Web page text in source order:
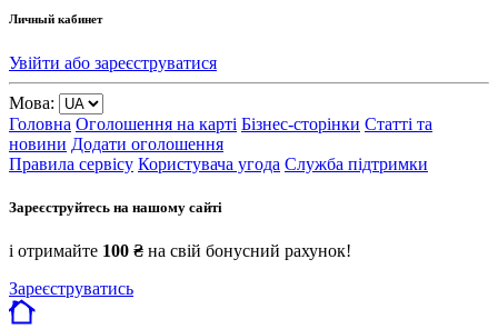
Личный кабинет
Увійти або зареєструватися
Мова:
Головна Оголошення на карті Бізнес-сторінки Статті та
новини Додати оголошення
Правила сервісу Користувача угода Служба підтримки
Зареєструйтесь на нашому сайті
і отримайте 100 ₴ на свій бонусний рахунок!
Зареєструватись